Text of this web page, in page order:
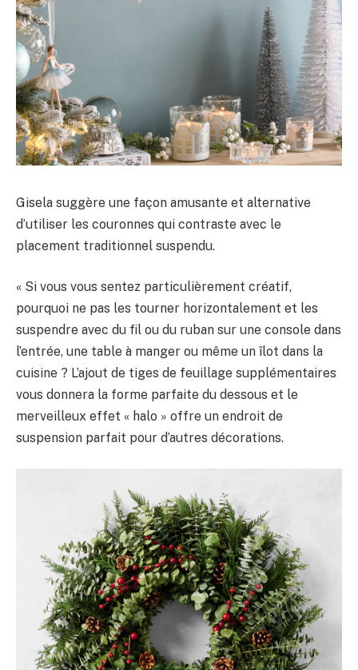
Gisela suggère une façon amusante et alternative
d’utiliser les couronnes qui contraste avec le
placement traditionnel suspendu.
« Si vous vous sentez particulièrement créatif,
pourquoi ne pas les tourner horizontalement et les
suspendre avec du fil ou du ruban sur une console dans
l’entrée, une table à manger ou même un îlot dans la
cuisine ? L’ajout de tiges de feuillage supplémentaires
vous donnera la forme parfaite du dessous et le
merveilleux effet « halo » offre un endroit de
suspension parfait pour d’autres décorations.